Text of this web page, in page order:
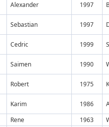
Alexander 1997
Sebastian 1997
Cedric 1999
Saimen 1990
Robert 1975
Karim 1986
Rene 1963